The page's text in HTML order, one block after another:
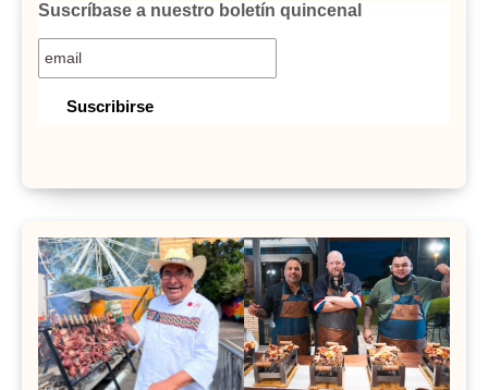
Suscríbase a nuestro boletín quincenal